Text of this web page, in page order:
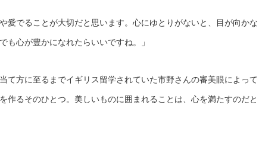
愛でることが大切だと思います。心にゆとりがないと、目が向かな
心が豊かになれたらいいですね。」
て方に至るまでイギリス留学されていた市野さんの審美眼によって
るそのひとつ。美しいものに囲まれることは、心を満たすのだと